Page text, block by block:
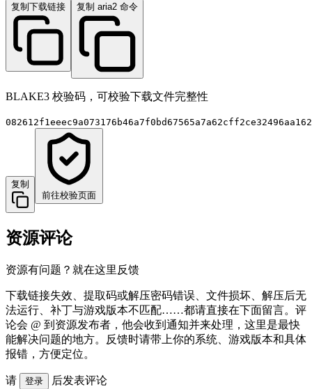
复制下载链接 复制 aria2 命令
BLAKE3 校验码，可校验下载文件完整性
复制
前往校验页面
资源评论
资源有问题？就在这里反馈
下载链接失效、提取码或解压密码错误、文件损坏、解压后无
法运行、补丁与游戏版本不匹配……都请直接在下面留言。评
论会 @ 到资源发布者，他会收到通知并来处理，这里是最快
能解决问题的地方。反馈时请带上你的系统、游戏版本和具体
报错，方便定位。
请 登录 后发表评论